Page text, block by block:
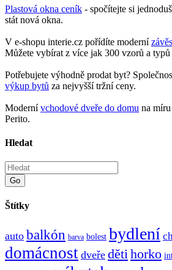
Plastová okna ceník - spočítejte si
stát nová okna.
V e-shopu interie.cz pořídíte moderní
Můžete vybírat z více jak 300 vzorů a typů
Potřebujete výhodně prodat byt?
výkup bytů za nejvyšší tržní ceny.
Modernívchodové dveře do domu na
Perito.
Hledat
Go
Štítky
auto balkón barva bolest bydlení
domácnost dveře děti horko